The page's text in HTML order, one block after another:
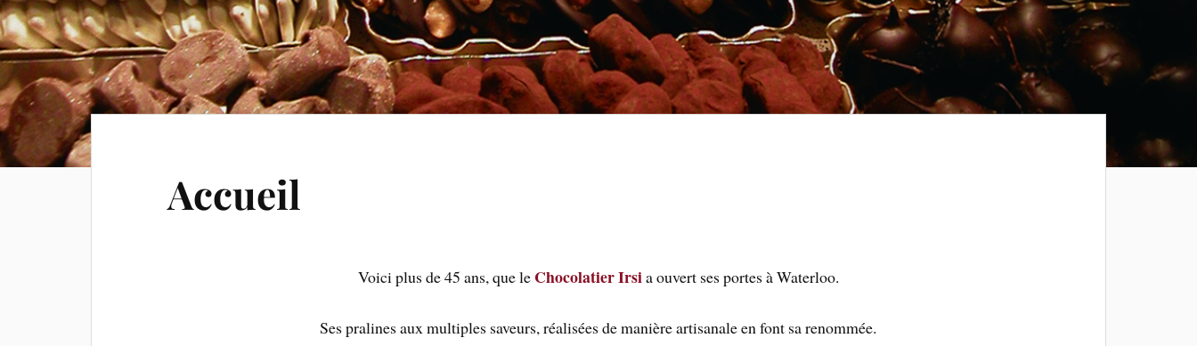
Accueil
Voici plus de 45 ans, que le Chocolatier Irsia ouvert ses portes à Waterloo.
Ses pralines aux multiples saveurs, réalisées de manière artisanale en font sa renommée.